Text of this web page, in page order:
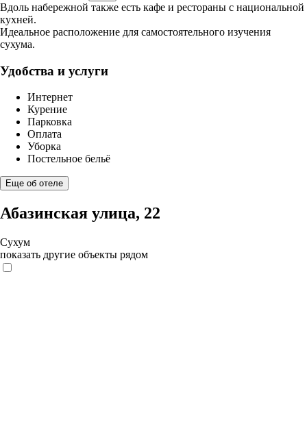
Вдоль набережной также есть кафе и рестораны с национальной
кухней.
Идеальное расположение для самостоятельного изучения
сухума.
Удобства и услуги
Интернет
Курение
Парковка
Оплата
Уборка
Постельное бельё
Еще об отеле
Абазинская улица, 22
Сухум
показать другие объекты рядом